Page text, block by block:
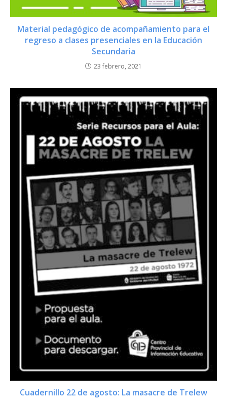
Material pedagógico de acompañamiento para el
regreso a clases presenciales en la Educación
Secundaria
23 febrero, 2021
Cuadernillo 22 de agosto: La masacre de Trelew